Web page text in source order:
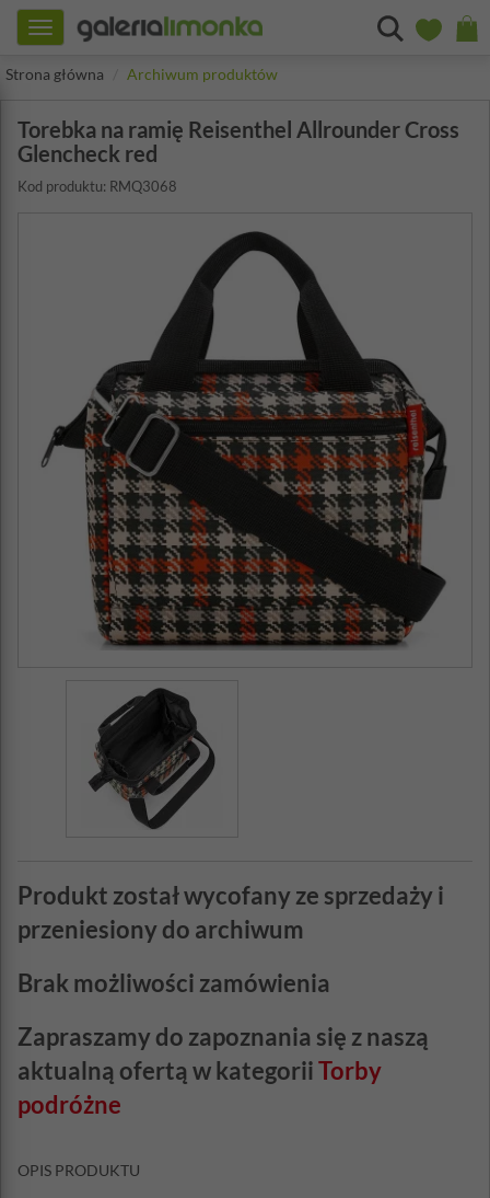
Toggle
navigation
Strona główna
Archiwum produktów
Torebka na ramię Reisenthel Allrounder Cross
Glencheck red
Kod produktu: RMQ3068
Produkt został wycofany ze sprzedaży i
przeniesiony do archiwum
Brak możliwości zamówienia
Zapraszamy do zapoznania się z naszą
aktualną ofertą w kategoriiTorby
podróżne
OPIS PRODUKTU